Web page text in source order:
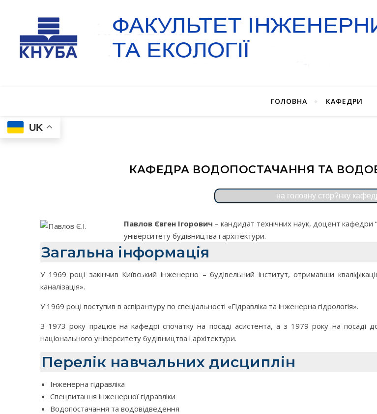
ГОЛОВНА КАФЕДРИ
UK
КАФЕДРА ВОДОПОСТАЧАННЯ ТА
на головну стор?нку
Павлов Євген Ігорович – кандидат технічних наук, доцент кафедри
університету будівництва і архітектури.
Загальна інформація
У 1969 році закінчив Київський інженерно – будівельний інститут, отримавши
каналізація».
У 1969 році поступив в аспірантуру по спеціальності «Гідравліка та інженерна гідрологія».
З 1973 року працює на кафедрі спочатку на посаді асистента, а з 1979 року на посаді
національного університету будівництва і архітектури.
Перелік навчальних дисциплін
Інженерна гідравліка
Спецпитання інженерної гідравліки
Водопостачання та водовідведення